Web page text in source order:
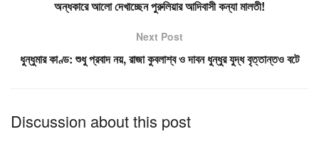
অন্ধকারে আলো দেখাচ্ছেন পুরুলিয়ার আদিবাসী কন্যা মালতী!
Next Post
ধুন্ধুমার কাণ্ড: শুধু প্রবাদ নয়, রাজা কুবলাশ্ব ও দাবন ধুন্ধুর যুদ্ধ বৃত্তান্তও বটে
Discussion about this post